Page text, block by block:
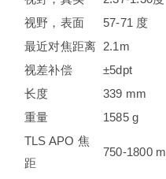
视野，表面
57-71 度
最近对焦距离 2.1m
视差补偿
±5dpt
长度
339 mm
重量
1585 g
TLS APO 焦
距
750-1800